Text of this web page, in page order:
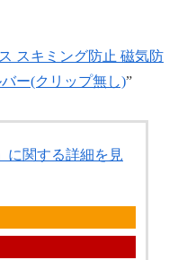
スキミング防止 磁気防
ー(クリップ無し)”
に関する詳細を見